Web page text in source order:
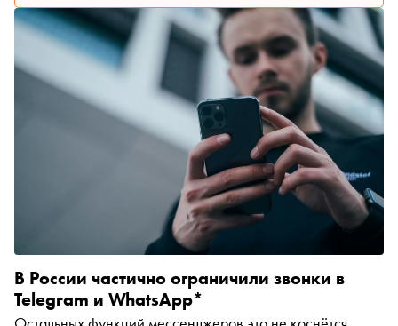
В России частично ограничили звонки в
Telegram и WhatsApp*